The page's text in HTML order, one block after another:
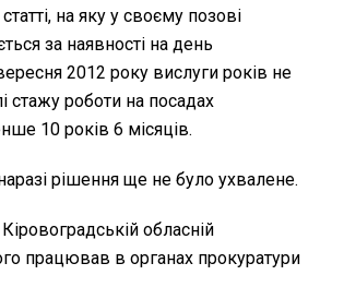
на яку у своєму позові
за наявності на день
2012 року вислуги років не
стажу роботи на посадах
10 років 6 місяців.
рішення ще не було ухвалене.
обласній
працював в органах прокуратури